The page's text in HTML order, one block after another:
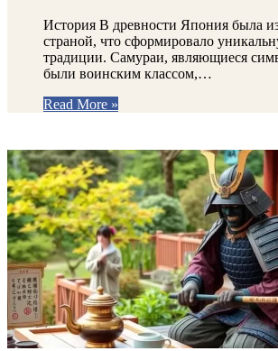
История В древности Япония была
страной, что сформировало
традиции. Самураи, являющиеся
были воинским классом,…
Read More »